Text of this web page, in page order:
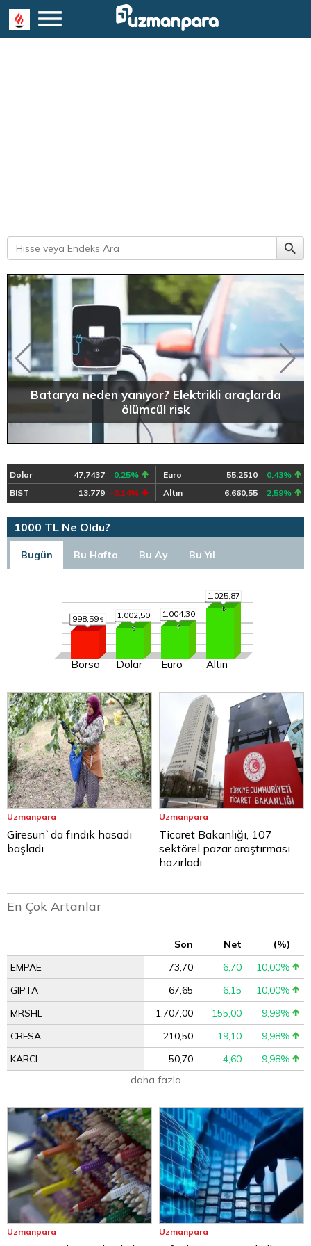
Batarya neden yanıyor? Elektrikli araçlarda
ölümcül risk
Dolar 47,7437 0,25% Euro 55,2510
0,43%
BIST
13.779 -0,14% Altın 6.660,55 2,59%
1000 TL Ne Oldu?
Bugün Bu Hafta Bu Ay Bu Yıl
998,59
Borsa
1.002,50
Dolar
1.004,30
Euro
1.025,87
Altın
Uzmanpara
Giresun`da fındık hasadı
başladı
Uzmanpara
Ticaret Bakanlığı, 107
sektörel pazar araştırması
hazırladı
En Çok Artanlar
Son Net
(%)
EMPAE
73,70 6,70
10,00%
GIPTA
67,65 6,15
10,00%
MRSHL
1.707,00 155,00
9,99%
CRFSA
210,50 19,10
9,98%
KARCL
50,70 4,60
9,98%
daha fazla
Uzmanpara Uzmanpara